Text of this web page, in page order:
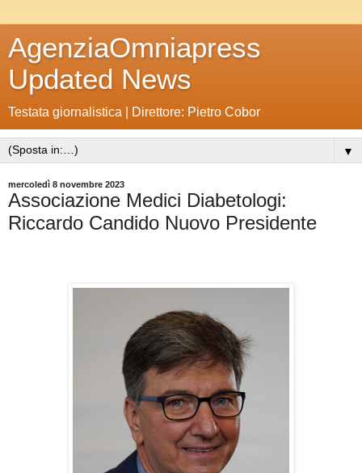
AgenziaOmniapress
Updated News
Testata giornalistica | Direttore: Pietro Cobor
▼
mercoledì 8 novembre 2023
Associazione Medici Diabetologi:
Riccardo Candido Nuovo Presidente